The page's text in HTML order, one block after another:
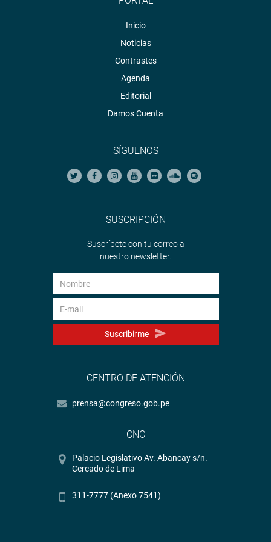
Inicio
Noticias
Contrastes
Agenda
Editorial
Damos Cuenta
SÍGUENOS
SUSCRIPCIÓN
Suscríbete con tu correo a
nuestro newsletter.
Suscribirme
CENTRO DE ATENCIÓN
prensa@congreso.gob.pe
CNC
Palacio Legislativo Av. Abancay s/n.
Cercado de Lima
311-7777 (Anexo 7541)